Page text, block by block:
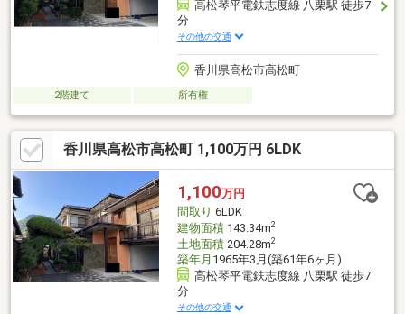
高松琴平電鉄志度線 八栗駅 徒歩7
分
その他の交通
香川県高松市高松町
2階建て 所有権
香川県高松市高松町 1,100万円 6LDK
1,100万円
間取り 6LDK
建物面積143.34m2
土地面積204.28m2
築年月 1965年3月(築61年6ヶ月)
高松琴平電鉄志度線 八栗駅 徒歩7
分
その他の交通